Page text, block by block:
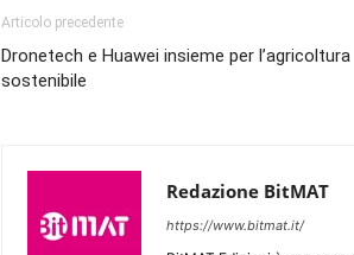
Articolo precedente
Dronetech e Huawei insieme per l’agricoltura
sostenibile
Redazione BitMAT
https://www.bitmat.it/